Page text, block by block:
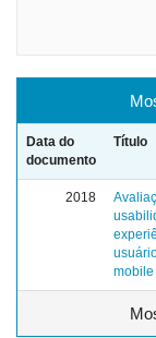
Data do
documento
Título
2018
mobile